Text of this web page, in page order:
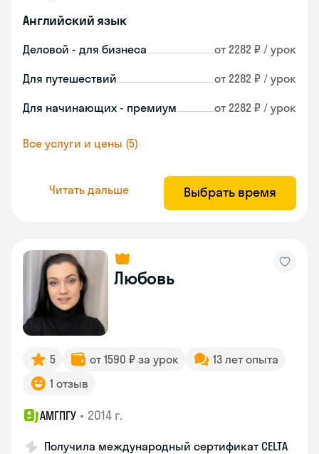
Английский язык
Деловой - для бизнеса от 2282 ₽ / урок
Для путешествий от 2282 ₽ / урок
Для начинающих - премиум от 2282 ₽ / урок
Все услуги и цены (5)
Читать дальше Выбрать время
Любовь
5 от 1590 ₽ за урок
13 лет опыта
1 отзыв
АМГПГУ • 2014 г.
Получила международный сертификат CELTA